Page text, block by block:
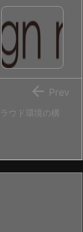
ウド環境の構
 Prev